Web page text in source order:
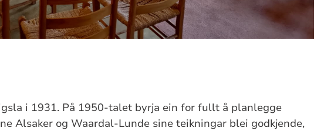
i 1931. På 1950-talet byrja ein for fullt å planlegge
Alsaker og Waardal-Lunde sine teikningar blei godkjende,